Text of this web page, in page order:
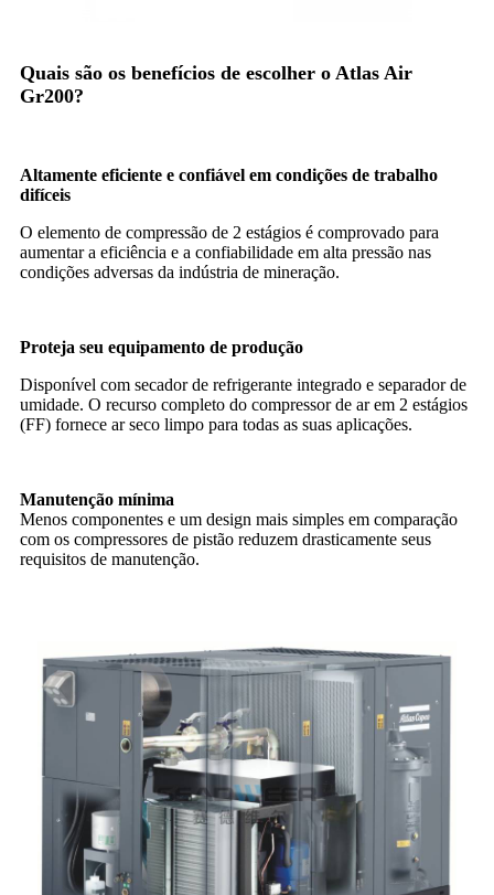
Quais são os benefícios de escolher o Atlas Air
Gr200?
Altamente eficiente e confiável em condições de trabalho
difíceis
O elemento de compressão de 2 estágios é comprovado para
aumentar a eficiência e a confiabilidade em alta pressão nas
condições adversas da indústria de mineração.
Proteja seu equipamento de produção
Disponível com secador de refrigerante integrado e separador de
umidade. O recurso completo do compressor de ar em 2 estágios
(FF) fornece ar seco limpo para todas as suas aplicações.
Manutenção mínima
Menos componentes e um design mais simples em comparação
com os compressores de pistão reduzem drasticamente seus
requisitos de manutenção.